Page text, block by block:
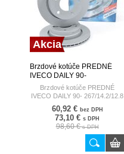
Akcia
Brzdové kotúče PREDNÉ
IVECO DAILY 90-
267/14.2/12.8 BOSCH
Brzdové kotúče PREDNÉ
IVECO DAILY 90- 267/14.2/12.8
60,92 € bez DPH
73,10 € s DPH
98,60 €s DPH